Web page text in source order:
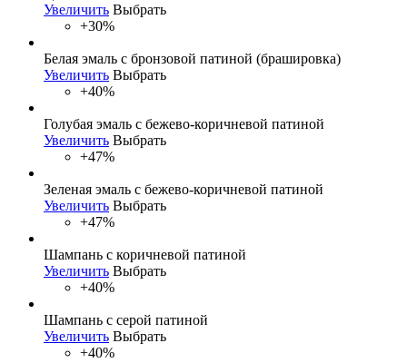
Увеличить Выбрать
+30%
Белая эмаль с бронзовой патиной (брашировка)
Увеличить Выбрать
+40%
Голубая эмаль с бежево-коричневой патиной
Увеличить Выбрать
+47%
Зеленая эмаль с бежево-коричневой патиной
Увеличить Выбрать
+47%
Шампань с коричневой патиной
Увеличить Выбрать
+40%
Шампань с серой патиной
Увеличить Выбрать
+40%